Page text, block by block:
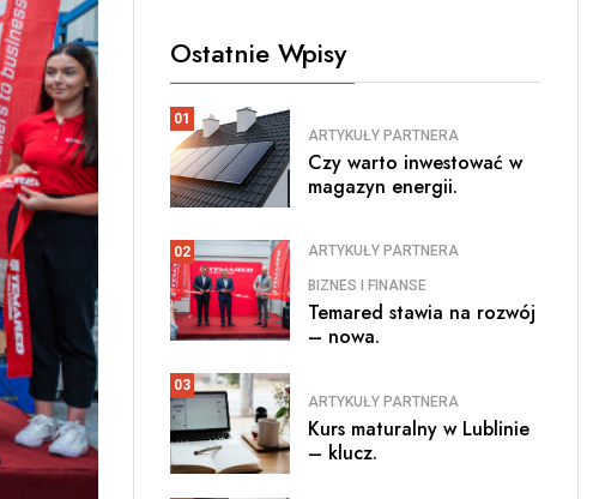
Ostatnie Wpisy
01
ARTYKUŁY PARTNERA
Czy warto inwestować w
magazyn energii.
02 ARTYKUŁY PARTNERA
BIZNES I FINANSE
Temared stawia na rozwój
– nowa.
03
ARTYKUŁY PARTNERA
Kurs maturalny w Lublinie
– klucz.